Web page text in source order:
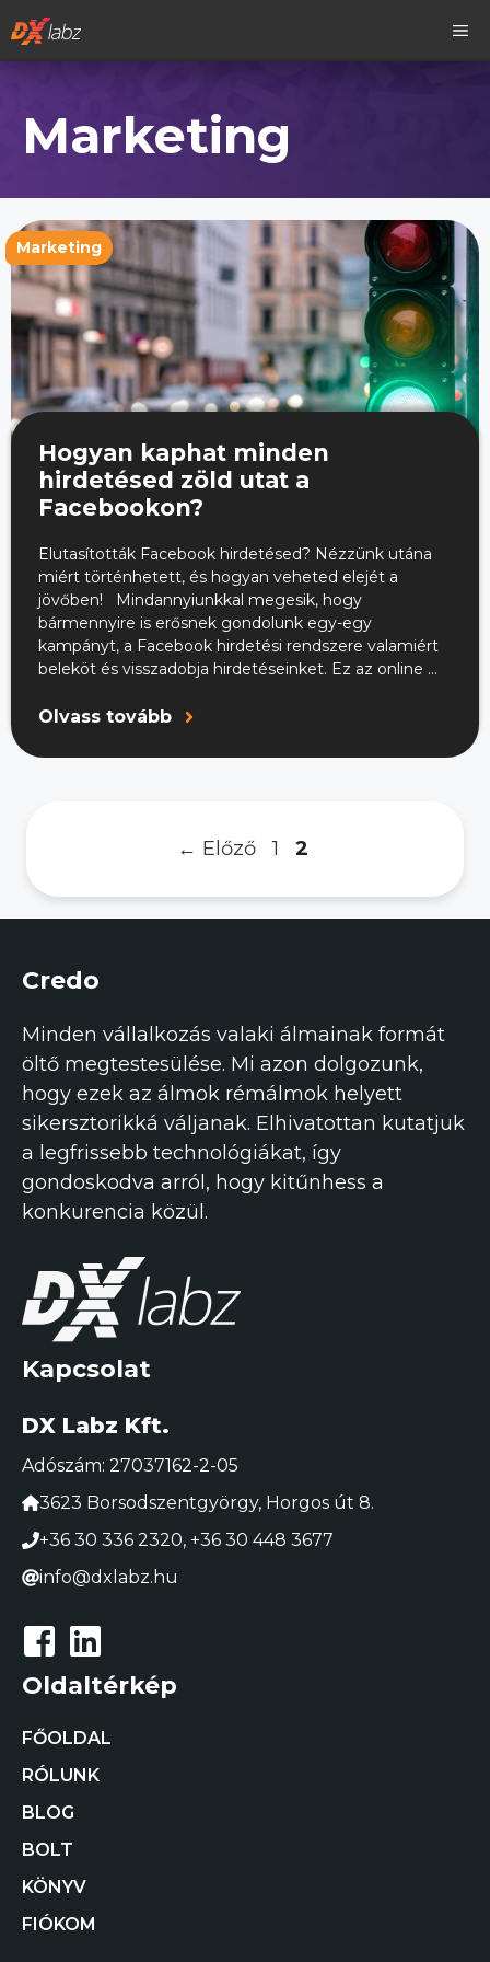
Kilépés
Marketing
Marketing
Hogyan kaphat minden
hirdetésed zöld utat a
Facebookon?
Elutasították Facebook hirdetésed? Nézzünk utána
miért történhetett, és hogyan veheted elejét a
jövőben! Mindannyiunkkal megesik, hogy
bármennyire is erősnek gondolunk egy-egy
kampányt, a Facebook hirdetési rendszere valamiért
beleköt és visszadobja hirdetéseinket. Ez az online ...
Olvass tovább
← Előző Oldal
1 Oldal
2
Credo
Minden vállalkozás valaki álmainak formát
öltő megtestesülése. Mi azon dolgozunk,
hogy ezek az álmok rémálmok helyett
sikersztorikká váljanak. Elhivatottan kutatjuk
a legfrissebb technológiákat, így
gondoskodva arról, hogy kitűnhess a
konkurencia közül.
Kapcsolat
DX Labz Kft.
Adószám: 27037162-2-05
3623 Borsodszentgyörgy, Horgos út 8.
+36 30 336 2320, +36 30 448 3677
info@dxlabz.hu
Oldaltérkép
FŐOLDAL
RÓLUNK
BLOG
BOLT
KÖNYV
FIÓKOM